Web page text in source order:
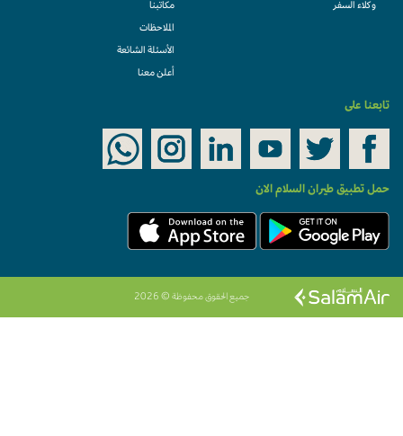
وكلاء السفر مكاتبنا
الملاحظات
الأسئلة الشائعة
أعلن معنا
تابعنا على
حمل تطبيق طيران السلام الان
جميع الحقوق محفوظة © 2026